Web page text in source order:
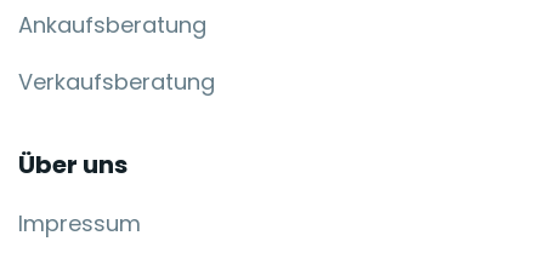
Ankaufsberatung
Verkaufsberatung
Über uns
Impressum